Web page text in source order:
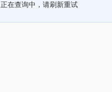
正在查询中，请刷新重试